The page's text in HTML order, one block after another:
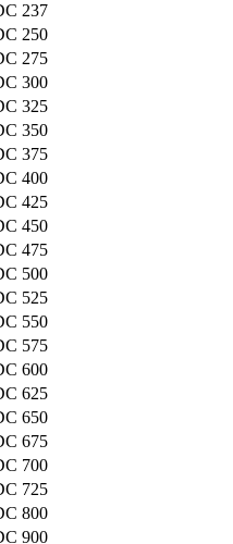
237
250
275
300
325
350
375
400
425
450
475
500
525
550
575
600
625
650
675
700
725
800
900